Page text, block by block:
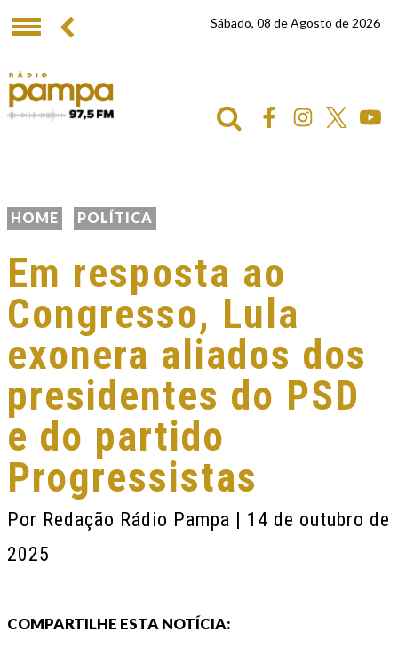
Sábado, 08 de Agosto de 2026
HOME POLÍTICA
Em resposta ao
Congresso, Lula
exonera aliados dos
presidentes do PSD
e do partido
Progressistas
Por Redação Rádio Pampa | 14 de outubro de
2025
COMPARTILHE ESTA NOTÍCIA: